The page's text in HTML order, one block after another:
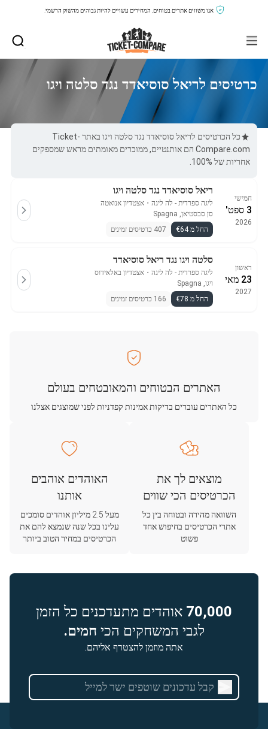
אנו משווים אתרים בטוחים, המחירים עשויים להיות גבוהים מהשוק הרשמי.
כרטיסים לריאל סוסיאדד נגד סלטה ויגו
כל הכרטיסים לריאל סוסיאדד נגד סלטה ויגו באתר Ticket-
Compare.com הם אותנטיים, ממוכרים מאומתים מראש שמספקים
אחריות של 100%.
חמישי
3 ספט'
2026
ריאל סוסיאדד נגד סלטה ויגו
ליגה ספרדית - לה ליגה ・ אצטדיון אנואטה
סן סבסטיאן, Spagna
החל מ €64
407 כרטיסים זמינים
ראשון
23 מאי
2027
סלטה ויגו נגד ריאל סוסיאדד
ליגה ספרדית - לה ליגה ・ אצטדיון באלאידוס
ויגו, Spagna
החל מ €78
166 כרטיסים זמינים
האתרים הבטוחים והמאובטחים בעולם
כל האתרים עוברים בדיקות אמינות קפדניות לפני שמוצגים אצלנו
מוצאים לך את
הכרטיסים הכי שווים
השוואה מהירה ובטוחה בין כל
אתרי הכרטיסים בחיפוש אחד
פשוט
האוהדים אוהבים
אותנו
מעל 2.5 מיליון אוהדים סומכים
עלינו בכל שנה שנמצא להם את
הכרטיסים במחיר הטוב ביותר
70,000 אוהדים מתעדכנים כל הזמן
לגבי המשחקים הכי חמים.
אתה מוזמן להצטרף אליהם.